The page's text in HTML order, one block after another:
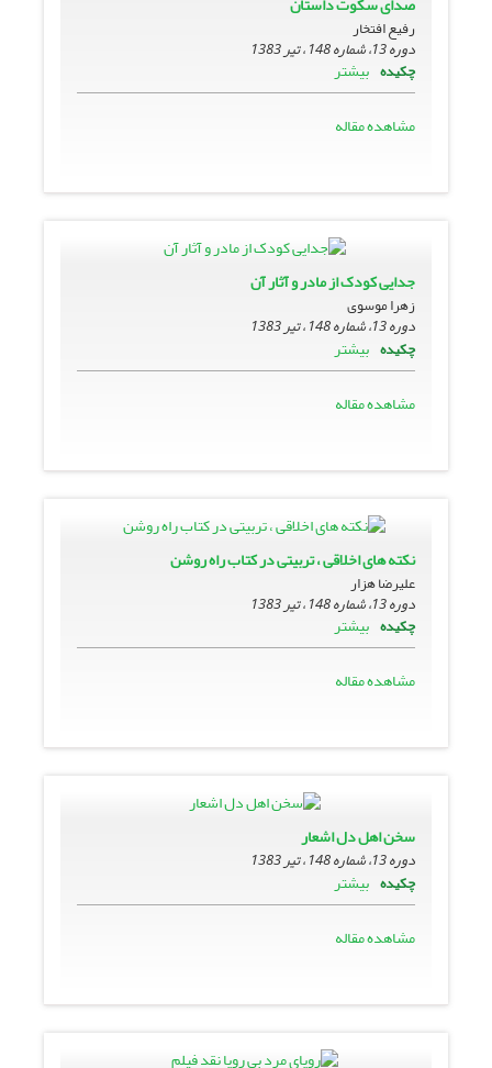
رفیع افتخار
دوره 13، شماره 148 ، تیر 1383
چکیده بیشتر
مشاهده مقاله
جدایى کودک از مادر و آثار آن
زهرا موسوی
دوره 13، شماره 148 ، تیر 1383
چکیده بیشتر
مشاهده مقاله
نکته هاى اخلاقى ، تربیتى در کتاب راه روشن
علیرضا هزار
دوره 13، شماره 148 ، تیر 1383
چکیده بیشتر
مشاهده مقاله
سخن اهل دل‏ اشعار
دوره 13، شماره 148 ، تیر 1383
چکیده بیشتر
مشاهده مقاله